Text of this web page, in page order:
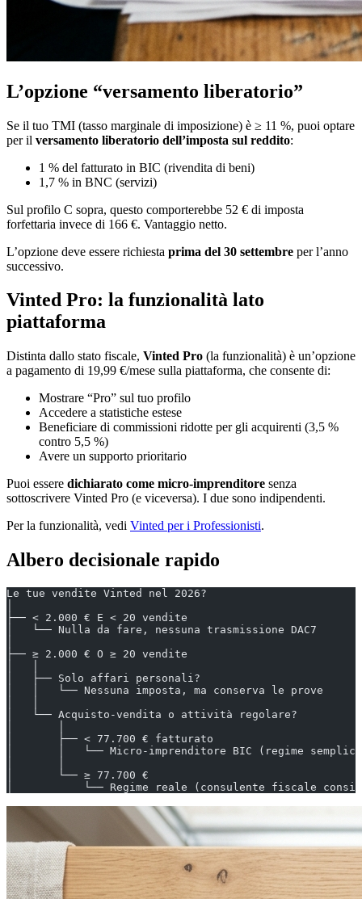
L’opzione “versamento liberatorio”
Se il tuo TMI (tasso marginale di imposizione) è ≥ 11 %, puoi optare
per il versamento liberatorio dell’imposta sul reddito:
1 % del fatturato in BIC (rivendita di beni)
1,7 % in BNC (servizi)
Sul profilo C sopra, questo comporterebbe 52 € di imposta
forfettaria invece di 166 €. Vantaggio netto.
L’opzione deve essere richiesta prima del 30 settembre per l’anno
successivo.
Vinted Pro: la funzionalità lato
piattaforma
Distinta dallo stato fiscale, Vinted Pro (la funzionalità) è un’opzione
a pagamento di 19,99 €/mese sulla piattaforma, che consente di:
Mostrare “Pro” sul tuo profilo
Accedere a statistiche estese
Beneficiare di commissioni ridotte per gli acquirenti (3,5 %
contro 5,5 %)
Avere un supporto prioritario
Puoi essere dichiarato come micro-imprenditore senza
sottoscrivere Vinted Pro (e viceversa). I due sono indipendenti.
Per la funzionalità, vedi Vinted per i Professionisti.
Albero decisionale rapido
Le tue vendite Vinted nel 2026?
├── < 2.000 € E < 20 vendite
│   └── Nulla da fare, nessuna trasmissione DAC7
├── ≥ 2.000 € O ≥ 20 vendite
│   ├── Solo affari personali?
│   │   └── Nessuna imposta, ma conserva le prove
│   └── Acquisto-vendita o attività regolare?
│       ├── < 77.700 € fatturato
│       │   └── Micro-imprenditore BIC (regime
│       └── ≥ 77.700 €
│           └── Regime reale (consulente fiscale